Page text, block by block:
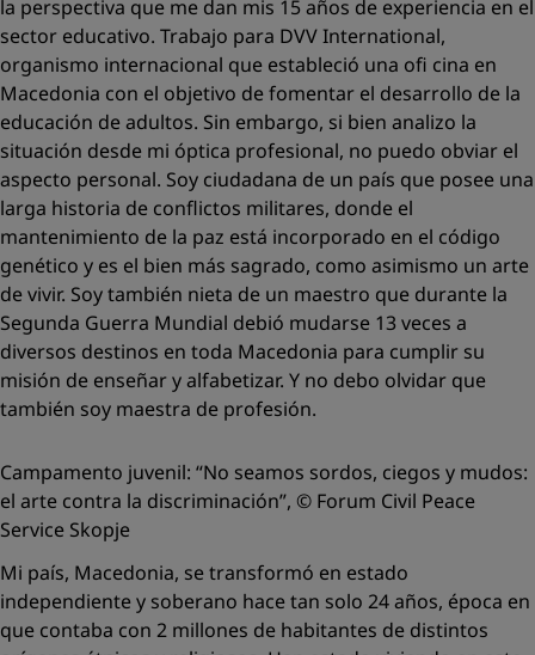
la perspectiva que me dan mis 15 años de experiencia en el
sector educativo. Trabajo para DVV International,
organismo internacional que estableció una ofi cina en
Macedonia con el objetivo de fomentar el desarrollo de la
educación de adultos. Sin embargo, si bien analizo la
situación desde mi óptica profesional, no puedo obviar el
aspecto personal. Soy ciudadana de un país que posee una
larga historia de conﬂictos militares, donde el
mantenimiento de la paz está incorporado en el código
genético y es el bien más sagrado, como asimismo un arte
de vivir. Soy también nieta de un maestro que durante la
Segunda Guerra Mundial debió mudarse 13 veces a
diversos destinos en toda Macedonia para cumplir su
misión de enseñar y alfabetizar. Y no debo olvidar que
también soy maestra de profesión.
Campamento juvenil: “No seamos sordos, ciegos y mudos:
el arte contra la discriminación”, © Forum Civil Peace
Service Skopje
Mi país, Macedonia, se transformó en estado
independiente y soberano hace tan solo 24 años, época en
que contaba con 2 millones de habitantes de distintos